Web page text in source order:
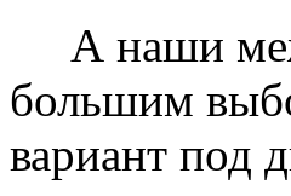
А наши
большим
вариант под